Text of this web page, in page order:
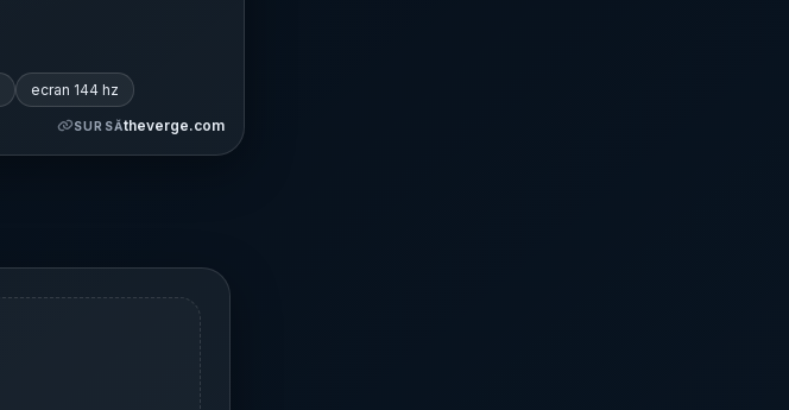
ecran 144 hz
SURSĂtheverge.com